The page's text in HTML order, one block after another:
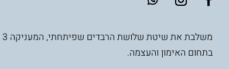
בתחום האימון והעצמה.